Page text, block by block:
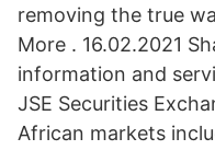
removing the true
More . 16.02.2021
information and
JSE Securities
African markets